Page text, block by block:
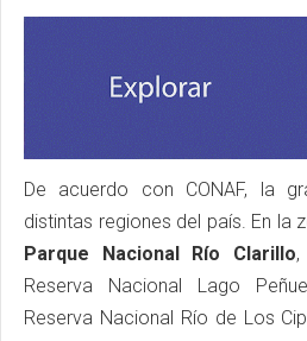
De acuerdo con CONAF, la
distintas regiones del país. En la
Parque Nacional Río Clarillo,
Reserva Nacional Lago
Reserva Nacional Río de Los